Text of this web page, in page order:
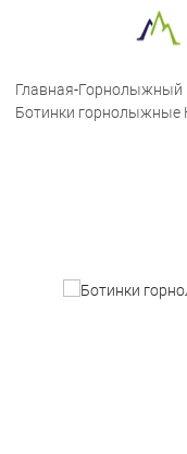
Главная-Горнолыжный
Ботинки горнолыжные